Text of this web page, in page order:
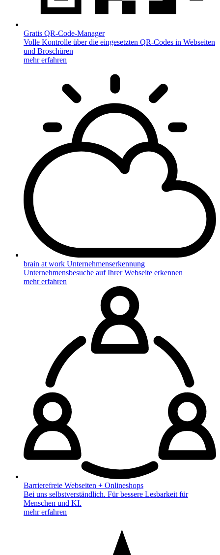
Gratis QR-Code-Manager
Volle Kontrolle über die eingesetzten QR-Codes in Webseiten
und Broschüren
mehr erfahren
brain at work Unternehmenserkennung
Unternehmensbesuche auf Ihrer Webseite erkennen
mehr erfahren
Barrierefreie Webseiten + Onlineshops
Bei uns selbstverständlich. Für bessere Lesbarkeit für
Menschen und KI.
mehr erfahren